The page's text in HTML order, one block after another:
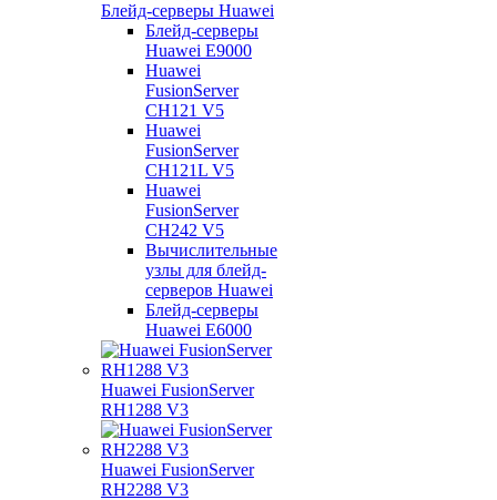
Блейд-серверы Huawei
Блейд-серверы
Huawei E9000
Huawei
FusionServer
CH121 V5
Huawei
FusionServer
CH121L V5
Huawei
FusionServer
CH242 V5
Вычислительные
узлы для блейд-
серверов Huawei
Блейд-серверы
Huawei E6000
Huawei FusionServer
RH1288 V3
Huawei FusionServer
RH2288 V3